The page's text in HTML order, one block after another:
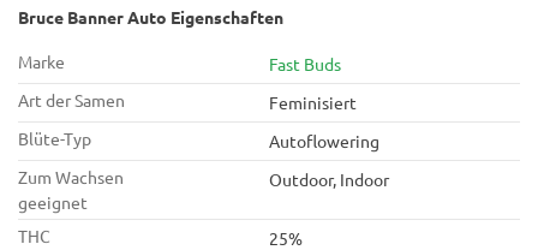
Bruce Banner Auto Eigenschaften
Marke
Fast Buds
Art der Samen
Feminisiert
Blüte-Typ
Autoflowering
Zum Wachsen
geeignet
Outdoor, Indoor
THC
25%